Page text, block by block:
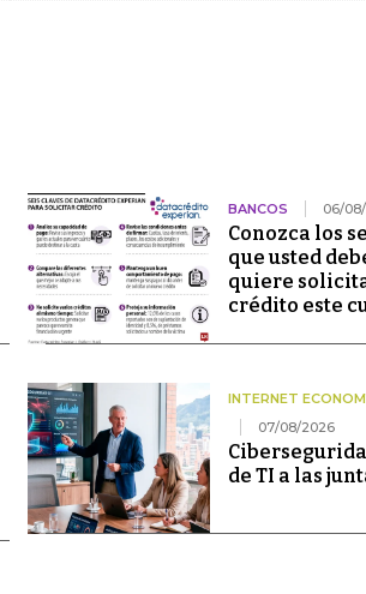
BANCOS 06/
Conozca los
que usted
quiere
crédito este
INTERNET
07/08/2026
de TI a las